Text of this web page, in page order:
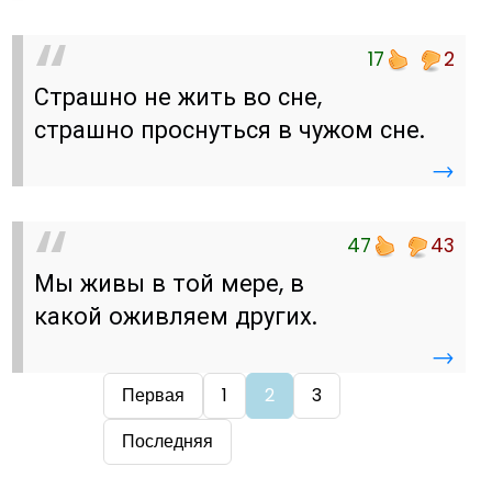
17 2
Страшно не жить во сне,
страшно проснуться в чужом сне.
→
47 43
Мы живы в той мере, в
какой оживляем других.
→
Первая 1 2
3
Последняя